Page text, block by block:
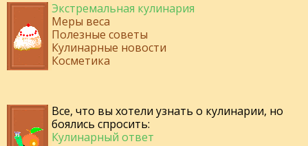
Экстремальная кулинария
Меры веса
Полезные советы
Кулинарные новости
Косметика
Все, что вы хотели узнать о кулинарии, но
боялись спросить:
Кулинарный ответ